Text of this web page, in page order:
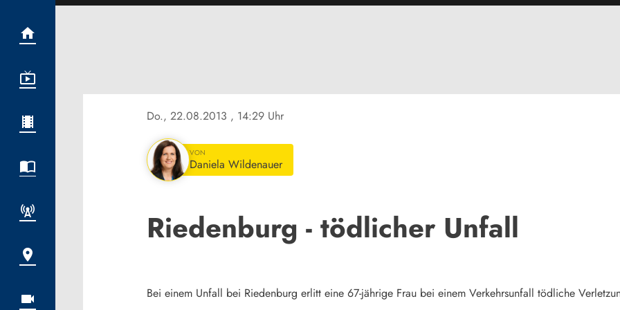
Do., 22.08.2013 , 14:29 Uhr
VON
Daniela Wildenauer
Riedenburg - tödlicher Unfall
Bei einem Unfall bei Riedenburg erlitt eine 67-jährige Frau bei einem Verkehrsunfall tödliche